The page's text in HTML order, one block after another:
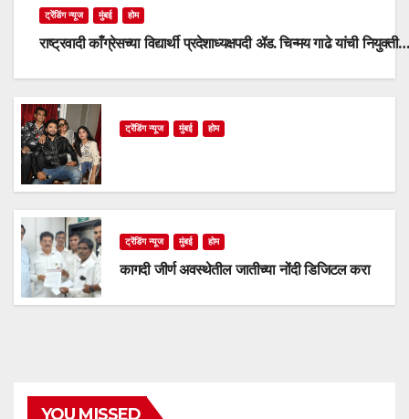
ट्रेंडिंग न्यूज मुंबई होम
राष्ट्रवादी काँग्रेसच्या विद्यार्थी प्रदेशाध्यक्षपदी ॲड. चिन्मय गाढे यांची नियुक्ती…
ट्रेंडिंग न्यूज मुंबई होम
ट्रेंडिंग न्यूज मुंबई होम
कागदी जीर्ण अवस्थेतील जातीच्या नोंदी डिजिटल करा
YOU MISSED